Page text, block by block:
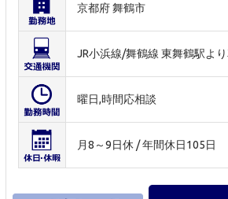
京都府 舞鶴市
JR小浜線/舞鶴線 東舞鶴駅よ
曜日,時間応相談
月8～9日休 / 年間休日105日